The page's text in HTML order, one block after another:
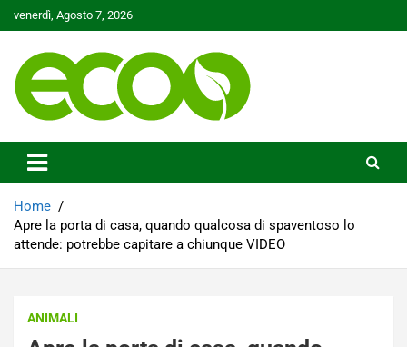
to
venerdì, Agosto 7, 2026
Ecoo.it
Home
Apre la porta di casa, quando qualcosa di spaventoso lo
attende: potrebbe capitare a chiunque VIDEO
ANIMALI